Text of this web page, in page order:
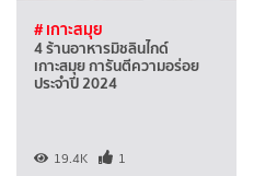
# เกาะสมุย
4 ร้านอาหารมิชลินไกด์
เกาะสมุย การันตีความอร่อย
ประจำปี 2024
19.4K 1